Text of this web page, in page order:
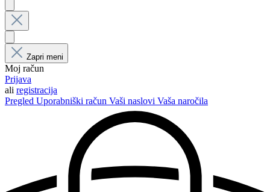
Zapri meni
Moj račun
Prijava
ali registracija
Pregled Uporabniški račun Vaši naslovi Vaša naročila